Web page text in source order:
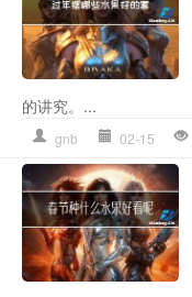
的讲究。...
gnb 02-15